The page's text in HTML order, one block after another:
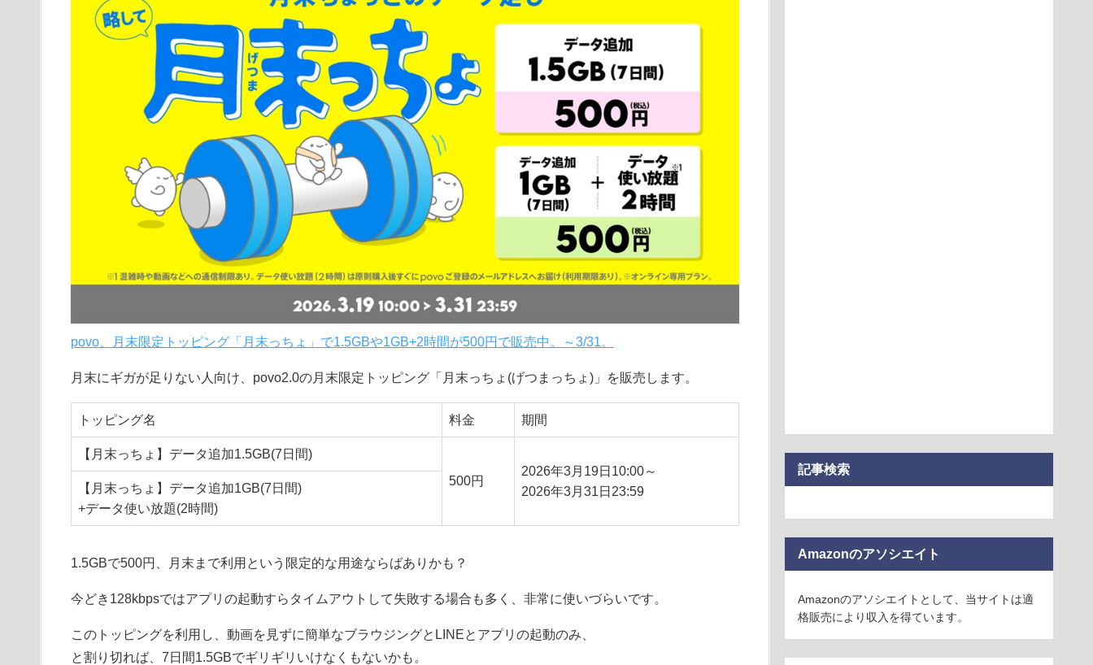
povo、月末限定トッピング「月末っちょ」で1.5GBや1GB+2時間が500円で販売中。～3/31。
月末にギガが足りない人向け、povo2.0の月末限定トッピング「月末っちょ(げつまっちょ)」を販売します。
トッピング名 料金 期間
【月末っちょ】データ追加1.5GB(7日間)
500円
2026年3月19日10:00～
2026年3月31日23:59
【月末っちょ】データ追加1GB(7日間)
+データ使い放題(2時間)
1.5GBで500円、月末まで利用という限定的な用途ならばありかも？
今どき128kbpsではアプリの起動すらタイムアウトして失敗する場合も多く、非常に使いづらいです。
このトッピングを利用し、動画を見ずに簡単なブラウジングとLINEとアプリの起動のみ、
と割り切れば、7日間1.5GBでギリギリいけなくもないかも。
記事検索
Amazonのアソシエイト
Amazonのアソシエイトとして、当サイトは適
格販売により収入を得ています。